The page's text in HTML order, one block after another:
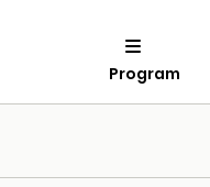
Program